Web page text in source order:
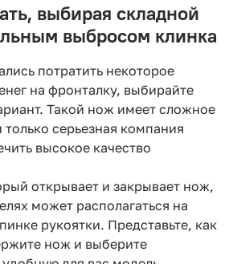
выбирая складной
выбросом клинка
потратить некоторое
на фронталку, выбирайте
Такой нож имеет сложное
только серьезная компания
высокое качество
открывает и закрывает нож,
может располагаться на
рукоятки. Представьте, как
нож и выберите